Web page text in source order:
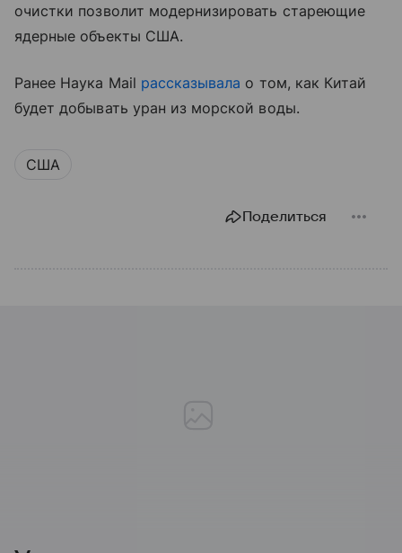
очистки позволит модернизировать стареющие
ядерные объекты США.
Ранее Наука Mail рассказывала о том, как Китай
будет добывать уран из морской воды.
США
Поделиться